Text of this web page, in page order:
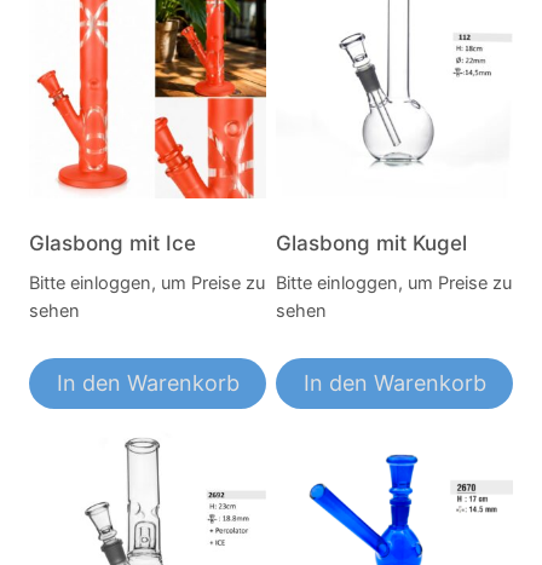
Glasbong mit Ice
Bitte einloggen, um Preise zu
sehen
In den Warenkorb
Glasbong mit Kugel
Bitte einloggen, um Preise zu
sehen
In den Warenkorb